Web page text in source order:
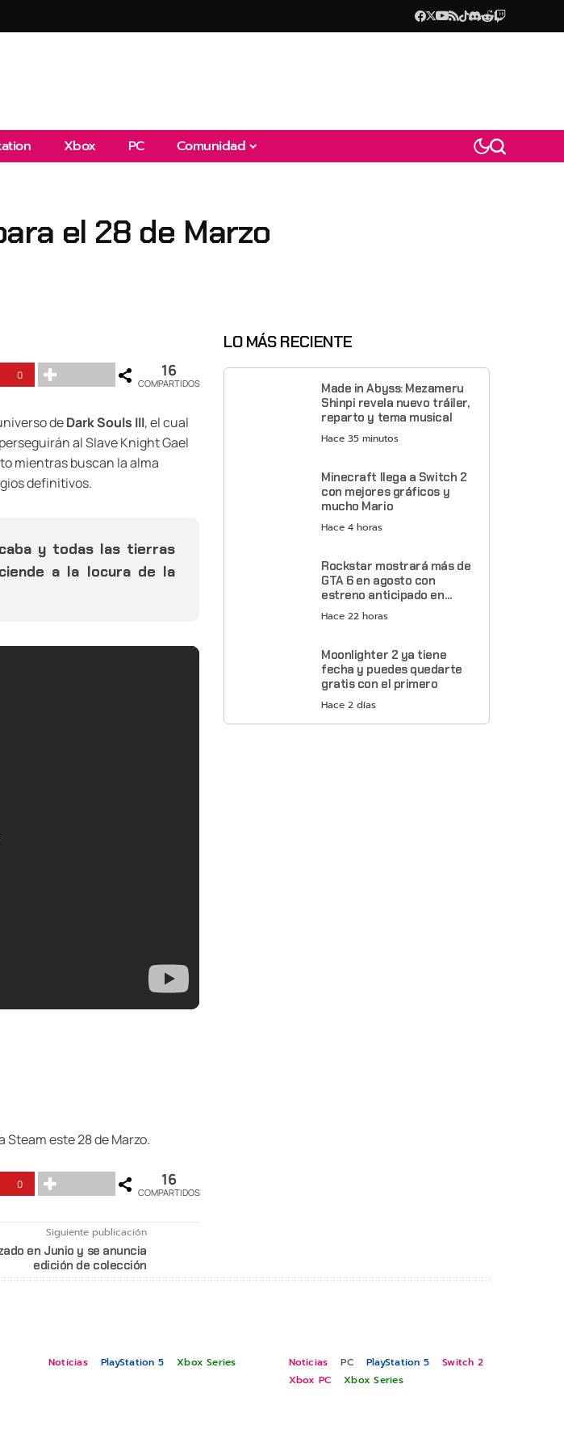
Xbox PC Comunidad
el 28 de Marzo
0 16
COMPARTIDOS
deDark Souls III, el cual
al Slave Knight Gael
mientras buscan la alma
definitivos.
y todas las tierras
a la locura de la
Steam este 28 de Marzo.
0 16
COMPARTIDOS
Siguiente publicación
en Junio y se anuncia
edición de colección
LO MÁS RECIENTE
Made in Abyss: Mezameru
Shinpi revela nuevo tráiler,
reparto y tema musical
Hace 35 minutos
Minecraft llega a Switch 2
con mejores gráficos y
mucho Mario
Hace 4 horas
Rockstar mostrará más de
GTA 6 en agosto con
estreno anticipado en
Netflix
Hace 22 horas
Moonlighter 2 ya tiene
fecha y puedes quedarte
gratis con el primero
Hace 2 días
Noticias PlayStation 5 Xbox Series Noticias PC PlayStation 5
Switch 2
Xbox PC
Xbox Series